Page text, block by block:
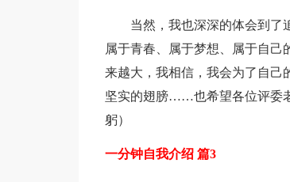
当然，我也深深的体会到了
属于青春、属于梦想、属于自
来越大，我相信，我会为了自己
坚实的翅膀……也希望各位评委
躬）
一分钟自我介绍 篇3